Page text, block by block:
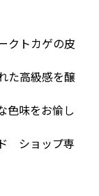
クトカゲの皮
た高級感を醸
色味をお愉し
ショップ専